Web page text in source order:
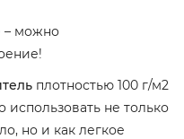
– можно
плотностью 100 г/м2
использовать не только
но и как легкое